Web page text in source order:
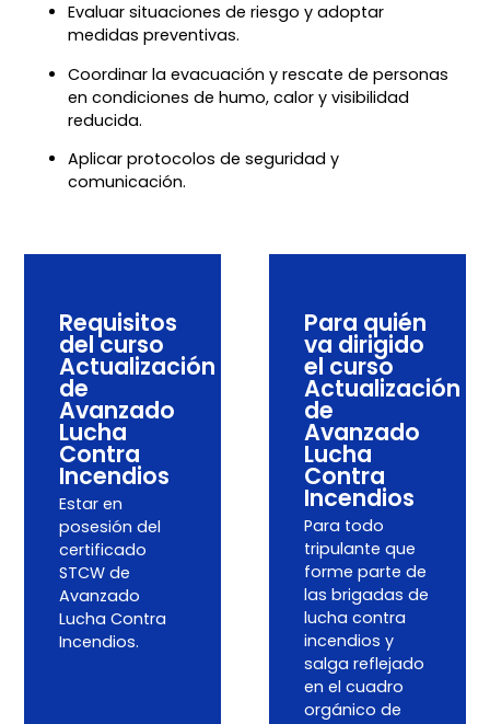
Evaluar situaciones de riesgo y adoptar
medidas preventivas.
Coordinar la evacuación y rescate de personas
en condiciones de humo, calor y visibilidad
reducida.
Aplicar protocolos de seguridad y
comunicación.
Requisitos
del curso
Actualización
de
Avanzado
Lucha
Contra
Incendios
Estar en
posesión del
certificado
STCW de
Avanzado
Lucha Contra
Incendios.
Para quién
va dirigido
el curso
Actualización
de
Avanzado
Lucha
Contra
Incendios
Para todo
tripulante que
forme parte de
las brigadas de
lucha contra
incendios y
salga reflejado
en el cuadro
orgánico de